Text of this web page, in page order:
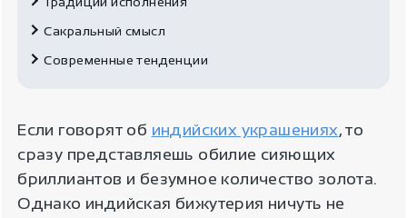
Сакральный смысл
Современные тенденции
Если говорят об индийских украшениях, то
сразу представляешь обилие сияющих
бриллиантов и безумное количество золота.
Однако индийская бижутерия ничуть не